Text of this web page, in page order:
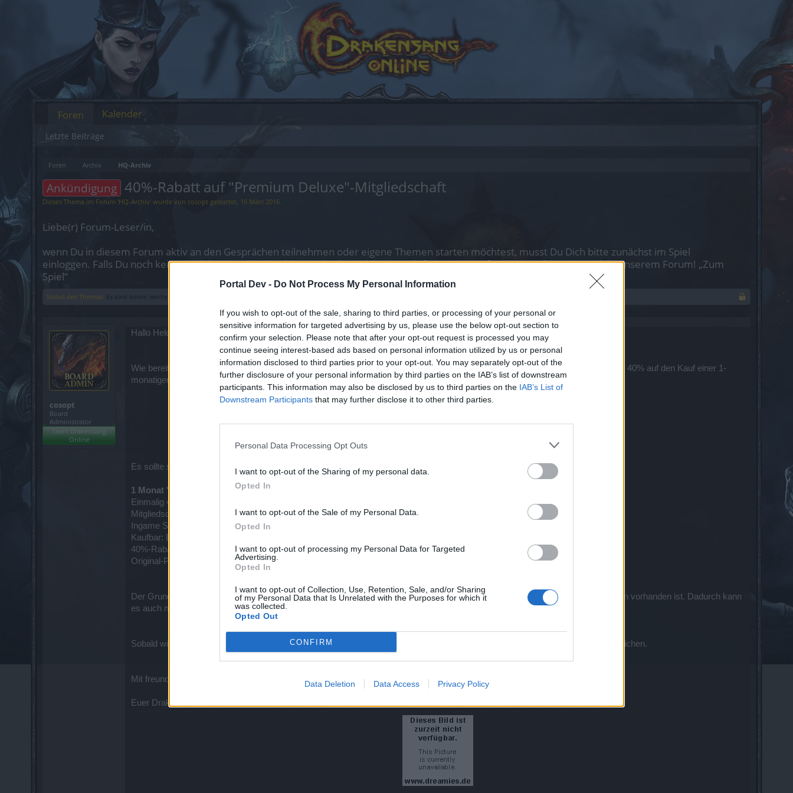
Portal Dev - Do Not Process My Personal Information
If you wish to opt-out of the sale, sharing to third parties, or processing of your personal or
sensitive information for targeted advertising by us, please use the below opt-out section to
confirm your selection. Please note that after your opt-out request is processed you may
continue seeing interest-based ads based on personal information utilized by us or personal
information disclosed to third parties prior to your opt-out. You may separately opt-out of the
further disclosure of your personal information by third parties on the IAB’s list of downstream
participants. This information may also be disclosed by us to third parties on the IAB’s List of
Downstream Participants that may further disclose it to other third parties.
Personal Data Processing Opt Outs
I want to opt-out of the Sharing of my personal data.
Opted In
I want to opt-out of the Sale of my Personal Data.
Opted In
I want to opt-out of processing my Personal Data for Targeted
Advertising.
Opted In
I want to opt-out of Collection, Use, Retention, Sale, and/or Sharing
of my Personal Data that Is Unrelated with the Purposes for which it
was collected.
Opted Out
CONFIRM
Data Deletion Data Access Privacy Policy
Foren Archiv HQ-Archiv
Ankündigung 40%-Rabatt auf "Premium Deluxe"-Mitgliedschaft
Dieses Thema im Forum 'HQ-Archiv' wurde von cosopt gestartet, 16 März 2016.
Liebe(r) Forum-Leser/in,
wenn Du in diesem Forum aktiv an den Gesprächen teilnehmen oder eigene Themen starten möchtest, musst Du Dich bitte zunächst im Spiel
einloggen. Falls Du noch keinen Spielaccount besitzt, bitte registriere Dich neu. Wir freuen uns auf Deinen nächsten Besuch in unserem Forum! „Zum
Spiel“
Status des Themas:
cosopt
Board
Administrator
Team Drakensang
Online
Hallo Helden von Dracania,
Wie bereits von euch bemerkt wurde, ist es aktuell nicht möglich den im Newsletter vom 12.03.2016 angesprochenen Rabatt von 40% auf den Kauf einer 1-
monatigen "Premium Deluxe"-Mitgliedschaft zu erwerben.
Es sollte sich hierbei um ein einmaliges Angebot handeln:
1 Monat "Premium Deluxe"-Mitgliedschaft
Einmalig 40% Rabatt
Mitgliedschaft für 14,99 €, statt 24,99 €
Ingame Shop: Nein
Kaufbar: Einmalig
40%-Rabatt-Preis: 14,99 €
Original-Preis ohne 40%-Rabatt: 24,99 €
Der Grund für das fehlende Angebot liegt daran, dass das Paket ingame nicht ausgelöst wird, somit also auch keine Rabatt-Aktion vorhanden ist. Dadurch kann
es auch niemand sehen.
Sobald wir weitere Neuigkeiten hierzu haben, wie dieses Angebot ausgelöst werden kann, werden wir sie entsprechend veröffentlichen.
Mit freundlichen Grüßen,
Euer Drakensang Online Team
Foren
Letzte Beiträge
Kalender